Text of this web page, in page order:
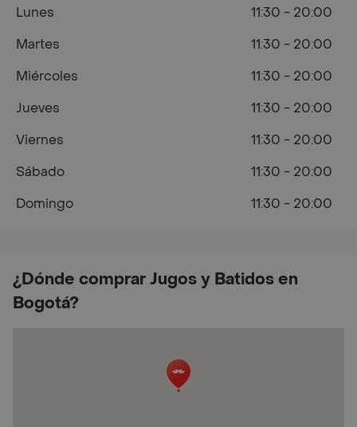
¿Dónde comprar Jugos y Batidos en
Bogotá?
Lunes
11:30 - 20:00
Martes
11:30 - 20:00
Miércoles
11:30 - 20:00
Jueves
11:30 - 20:00
Viernes
11:30 - 20:00
Sábado
11:30 - 20:00
Domingo
11:30 - 20:00